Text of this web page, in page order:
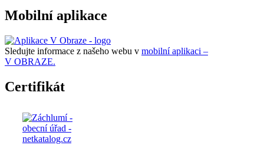
Mobilní aplikace
Sledujte informace z našeho webu v mobilní aplikaci –
V OBRAZE.
Certifikát